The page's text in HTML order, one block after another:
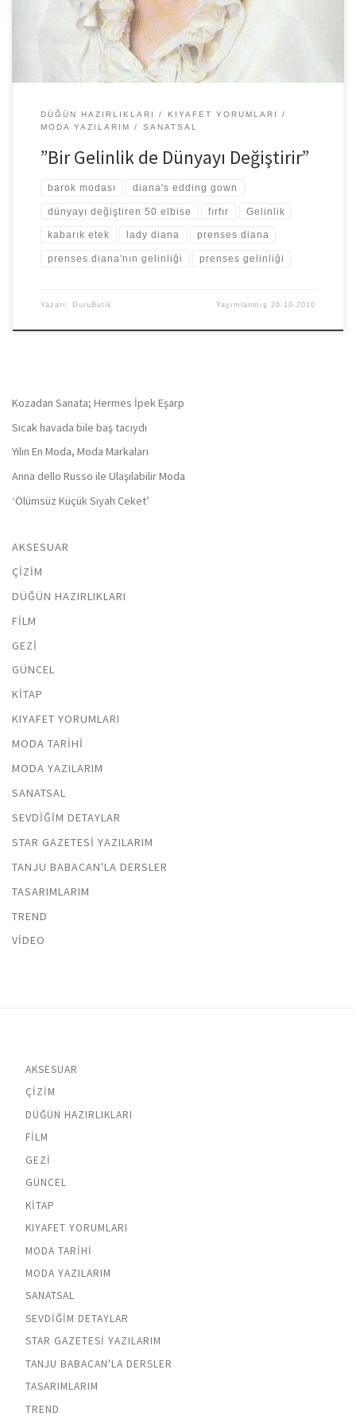
DÜĞÜN HAZIRLIKLARI
KIYAFET YORUMLARI
MODA YAZILARIM
SANATSAL
”Bir Gelinlik de Dünyayı Değiştirir”
barok modası diana's edding gown
dünyayı değiştiren 50 elbise fırfır Gelinlik
kabarık etek lady diana prenses diana
prenses diana'nın gelinliği prenses gelinliği
Yazarı: DuruButik Yayımlanmış26.10.2010
Kozadan Sanata; Hermes İpek Eşarp
Sıcak havada bile baş tacıydı
Yılın En Moda, Moda Markaları
Anna dello Russo ile Ulaşılabilir Moda
‘Ölümsüz Küçük Siyah Ceket’
AKSESUAR
ÇIZIM
DÜĞÜN HAZIRLIKLARI
FILM
GEZI
GÜNCEL
KITAP
KIYAFET YORUMLARI
MODA TARIHI
MODA YAZILARIM
SANATSAL
SEVDIĞIM DETAYLAR
STAR GAZETESI YAZILARIM
TANJU BABACAN'LA DERSLER
TASARIMLARIM
TREND
VIDEO
AKSESUAR
ÇIZIM
DÜĞÜN HAZIRLIKLARI
FILM
GEZI
GÜNCEL
KITAP
KIYAFET YORUMLARI
MODA TARIHI
MODA YAZILARIM
SANATSAL
SEVDIĞIM DETAYLAR
STAR GAZETESI YAZILARIM
TANJU BABACAN'LA DERSLER
TASARIMLARIM
TREND